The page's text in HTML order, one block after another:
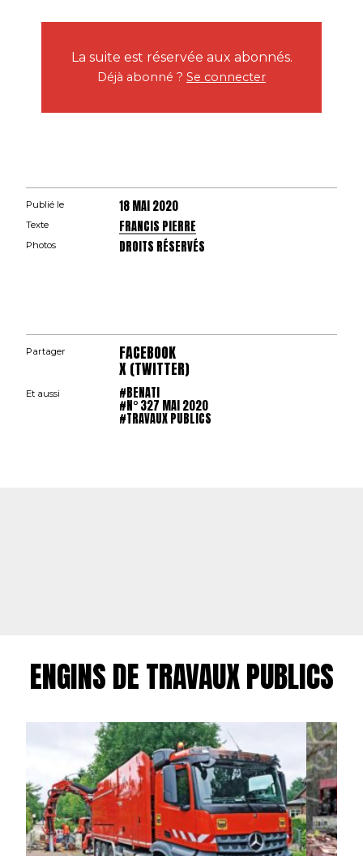
La suite est réservée aux abonnés.
Déjà abonné ? Se connecter
Publié le 18 MAI 2020
Texte FRANCIS PIERRE
Photos DROITS RÉSERVÉS
Partager FACEBOOK
X (TWITTER)
Et aussi #BENATI
#N° 327 MAI 2020
#TRAVAUX PUBLICS
ENGINS DE TRAVAUX PUBLICS